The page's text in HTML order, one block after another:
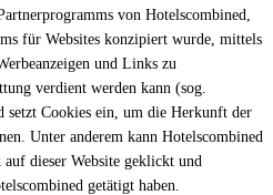
von Hotelscombined,
für Websites konzipiert wurde, mittels
und Links zu
verdient werden kann (sog.
Cookies ein, um die Herkunft der
Unter anderem kann Hotelscombined
auf dieser Website geklickt und
getätigt haben.